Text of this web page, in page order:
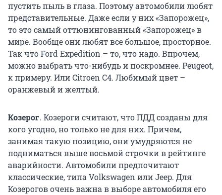
пустить пыль в глаза. Поэтому автомобили любят
представительные. Даже если у них «Запорожец»,
то это самый оттюнингованный «Запорожец» в
мире. Вообще они любят все большое, просторное.
Так что Ford Expedition – то, что надо. Впрочем,
можно выбрать что-нибудь и поскромнее. Peugeot,
к примеру. Или Citroen C4. Любимый цвет –
оранжевый и желтый.
Козерог. Козероги считают, что ПДД созданы для
кого угодно, но только не для них. Причем,
занимая такую позицию, они умудряются не
подниматься выше восьмой строчки в рейтинге
аварийности. Автомобили предпочитают
классические, типа Volkswagen или Jeep. Для
Козерогов очень важна в выборе автомобиля его